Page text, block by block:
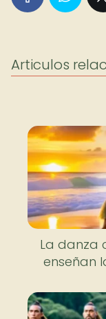
Articulos
La danza
enseñan